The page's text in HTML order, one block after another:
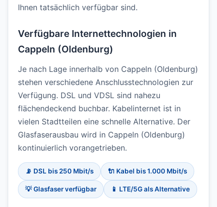
Ihnen tatsächlich verfügbar sind.
Verfügbare Internettechnologien in
Cappeln (Oldenburg)
Je nach Lage innerhalb von Cappeln (Oldenburg)
stehen verschiedene Anschlusstechnologien zur
Verfügung. DSL und VDSL sind nahezu
flächendeckend buchbar. Kabelinternet ist in
vielen Stadtteilen eine schnelle Alternative. Der
Glasfaserausbau wird in Cappeln (Oldenburg)
kontinuierlich vorangetrieben.
📡 DSL bis 250 Mbit/s 🔌 Kabel bis 1.000 Mbit/s
💡 Glasfaser verfügbar 📱 LTE/5G als Alternative